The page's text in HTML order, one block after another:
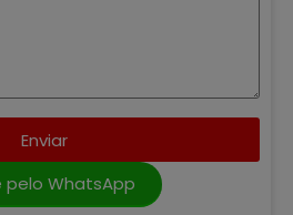
Enviar
pelo WhatsApp